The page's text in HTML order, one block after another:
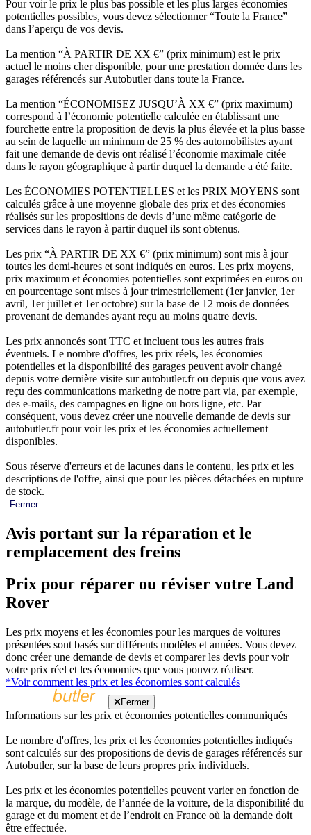
Pour voir le prix le plus bas possible et les plus larges économies
potentielles possibles, vous devez sélectionner “Toute la France”
dans l’aperçu de vos devis.
La mention “À PARTIR DE XX €” (prix minimum) est le prix
actuel le moins cher disponible, pour une prestation donnée dans les
garages référencés sur Autobutler dans toute la France.
La mention “ÉCONOMISEZ JUSQU’À XX €” (prix maximum)
correspond à l’économie potentielle calculée en établissant une
fourchette entre la proposition de devis la plus élevée et la plus basse
au sein de laquelle un minimum de 25 % des automobilistes ayant
fait une demande de devis ont réalisé l’économie maximale citée
dans le rayon géographique à partir duquel la demande a été faite.
Les ÉCONOMIES POTENTIELLES et les PRIX MOYENS sont
calculés grâce à une moyenne globale des prix et des économies
réalisés sur les propositions de devis d’une même catégorie de
services dans le rayon à partir duquel ils sont obtenus.
Les prix “À PARTIR DE XX €” (prix minimum) sont mis à jour
toutes les demi-heures et sont indiqués en euros. Les prix moyens,
prix maximum et économies potentielles sont exprimées en euros ou
en pourcentage sont mises à jour trimestriellement (1er janvier, 1er
avril, 1er juillet et 1er octobre) sur la base de 12 mois de données
provenant de demandes ayant reçu au moins quatre devis.
Les prix annoncés sont TTC et incluent tous les autres frais
éventuels. Le nombre d'offres, les prix réels, les économies
potentielles et la disponibilité des garages peuvent avoir changé
depuis votre dernière visite sur autobutler.fr ou depuis que vous avez
reçu des communications marketing de notre part via, par exemple,
des e-mails, des campagnes en ligne ou hors ligne, etc. Par
conséquent, vous devez créer une nouvelle demande de devis sur
autobutler.fr pour voir les prix et les économies actuellement
disponibles.
Sous réserve d'erreurs et de lacunes dans le contenu, les prix et les
descriptions de l'offre, ainsi que pour les pièces détachées en rupture
de stock.
Fermer
Avis portant sur la réparation et le
remplacement des freins
Prix pour réparer ou réviser votre Land
Rover
Les prix moyens et les économies pour les marques de voitures
présentées sont basés sur différents modèles et années. Vous devez
donc créer une demande de devis et comparer les devis pour voir
votre prix réel et les économies que vous pouvez réaliser.
*Voir comment les prix et les économies sont calculés
Fermer
Informations sur les prix et économies potentielles communiqués
Le nombre d'offres, les prix et les économies potentielles indiqués
sont calculés sur des propositions de devis de garages référencés sur
Autobutler, sur la base de leurs propres prix individuels.
Les prix et les économies potentielles peuvent varier en fonction de
la marque, du modèle, de l’année de la voiture, de la disponibilité du
garage et du moment et de l’endroit en France où la demande doit
être effectuée.